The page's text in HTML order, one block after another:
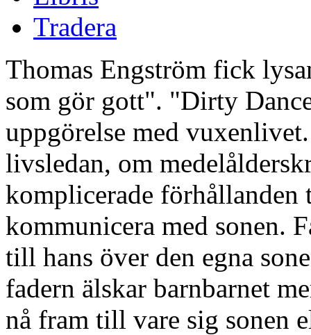
Tradera
Thomas Engström fick
som gör gott". "Dirty
uppgörelse med
livsledan, om
komplicerade förhållanden
kommunicera med sonen.
till hans över den egna
fadern älskar barnbarnet
nå fram till vare sig sonen